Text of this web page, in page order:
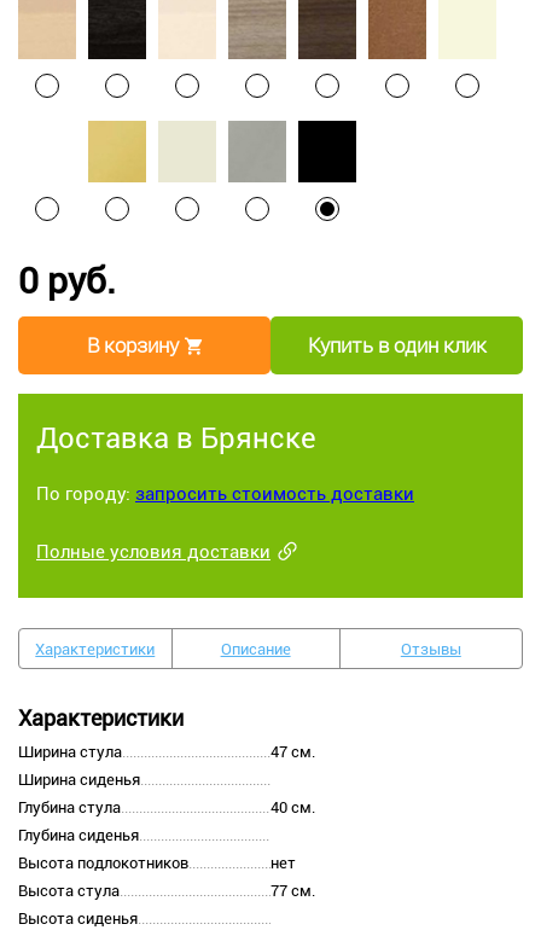
0 руб.
В корзину Купить в один клик
Доставка в Брянске
По городу: запросить стоимость доставки
Полные условия доставки
Характеристики Описание Отзывы
Характеристики
Ширина стула
47 см.
Ширина сиденья
Глубина стула
40 см.
Глубина сиденья
Высота подлокотников
нет
Высота стула
77 см.
Высота сиденья